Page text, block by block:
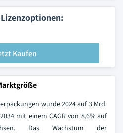
Kaufen
wurde 2024 auf 3 Mrd.
mit einem CAGR von 8,6% auf
Das Wachstum der